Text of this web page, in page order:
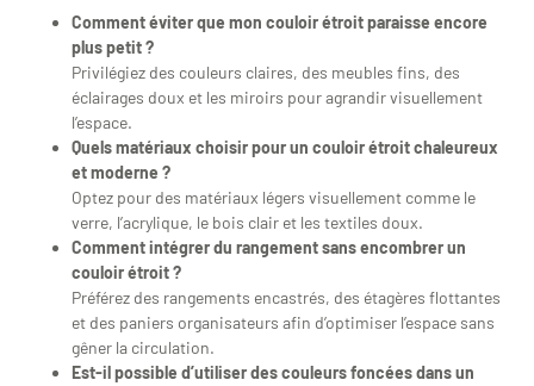
Comment éviter que mon couloir étroit paraisse encore
plus petit ?
Privilégiez des couleurs claires, des meubles fins, des
éclairages doux et les miroirs pour agrandir visuellement
l’espace.
Quels matériaux choisir pour un couloir étroit chaleureux
et moderne ?
Optez pour des matériaux légers visuellement comme le
verre, l’acrylique, le bois clair et les textiles doux.
Comment intégrer du rangement sans encombrer un
couloir étroit ?
Préférez des rangements encastrés, des étagères flottantes
et des paniers organisateurs afin d’optimiser l’espace sans
gêner la circulation.
Est-il possible d’utiliser des couleurs foncées dans un